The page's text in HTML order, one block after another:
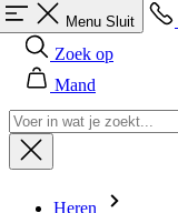
Heren
Alles in